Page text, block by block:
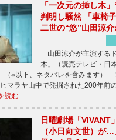
「一次元の挿し木
判明し騒然 「車椅
二世の“悠”山田涼介
山田涼介が主演する
木」（読売テレビ・日
（※以下、ネタバレを含みます）
マラヤ山中で発掘された200年前
読む
日曜劇場「VIVANT
（小日向文世）が